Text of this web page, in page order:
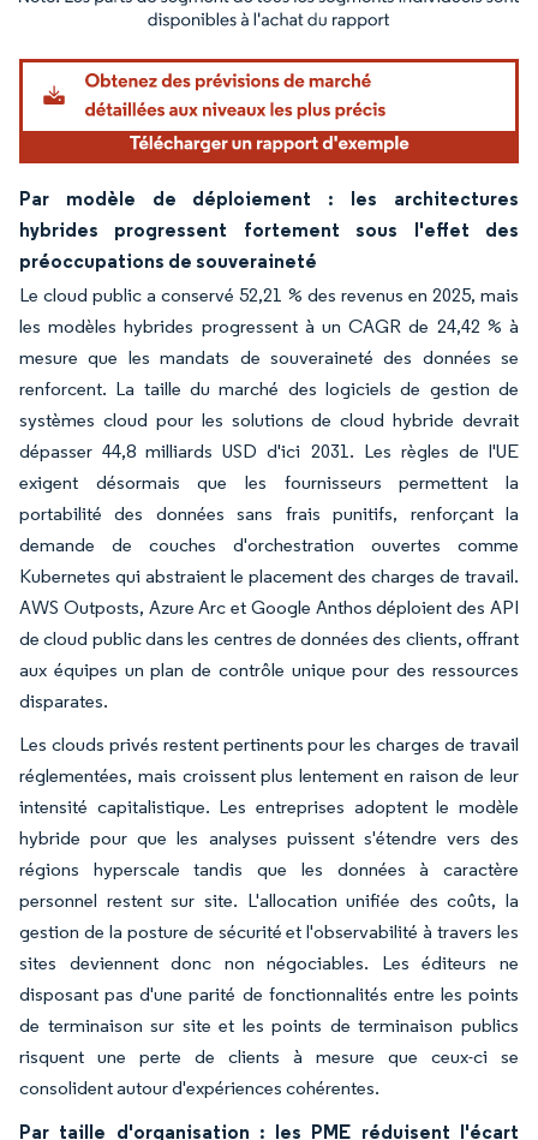
Image © Mordor Intelligence. La réutilisation nécessite une attribution sous CC BY
Par modèle de déploiement : les architectures
hybrides progressent fortement sous l'effet des
préoccupations de souveraineté
Le cloud public a conservé 52,21 % des revenus en 2025, mais
les modèles hybrides progressent à un CAGR de 24,42 % à
mesure que les mandats de souveraineté des données se
renforcent. La taille du marché des logiciels de gestion de
systèmes cloud pour les solutions de cloud hybride devrait
dépasser 44,8 milliards USD d'ici 2031. Les règles de l'UE
exigent désormais que les fournisseurs permettent la
portabilité des données sans frais punitifs, renforçant la
demande de couches d'orchestration ouvertes comme
Kubernetes qui abstraient le placement des charges de travail.
AWS Outposts, Azure Arc et Google Anthos déploient des API
de cloud public dans les centres de données des clients, offrant
aux équipes un plan de contrôle unique pour des ressources
disparates.
Les clouds privés restent pertinents pour les charges de travail
réglementées, mais croissent plus lentement en raison de leur
intensité capitalistique. Les entreprises adoptent le modèle
hybride pour que les analyses puissent s'étendre vers des
régions hyperscale tandis que les données à caractère
personnel restent sur site. L'allocation unifiée des coûts, la
gestion de la posture de sécurité et l'observabilité à travers les
sites deviennent donc non négociables. Les éditeurs ne
disposant pas d'une parité de fonctionnalités entre les points
de terminaison sur site et les points de terminaison publics
risquent une perte de clients à mesure que ceux-ci se
consolident autour d'expériences cohérentes.
Par taille d'organisation : les PME réduisent l'écart